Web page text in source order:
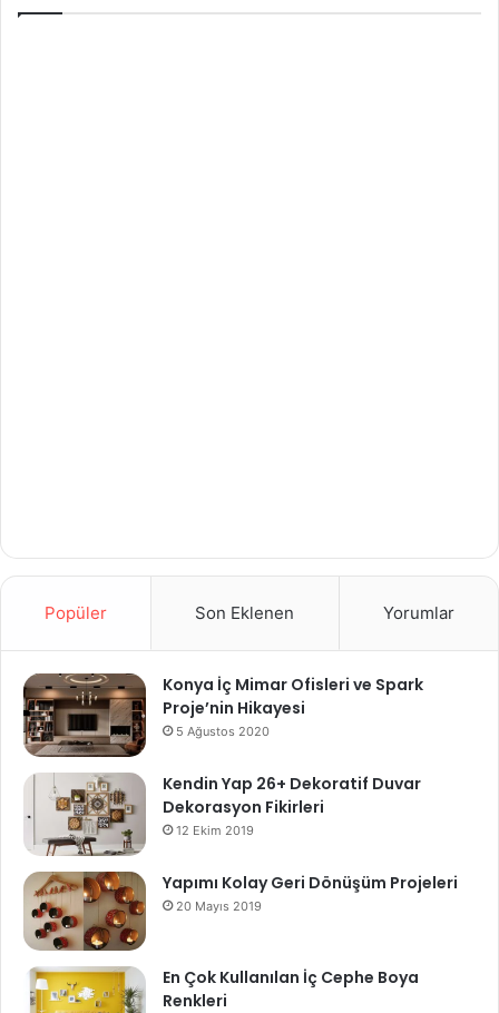
Popüler Son Eklenen Yorumlar
Konya İç Mimar Ofisleri ve Spark
Proje’nin Hikayesi
5 Ağustos 2020
Kendin Yap 26+ Dekoratif Duvar
Dekorasyon Fikirleri
12 Ekim 2019
Yapımı Kolay Geri Dönüşüm Projeleri
20 Mayıs 2019
En Çok Kullanılan İç Cephe Boya
Renkleri